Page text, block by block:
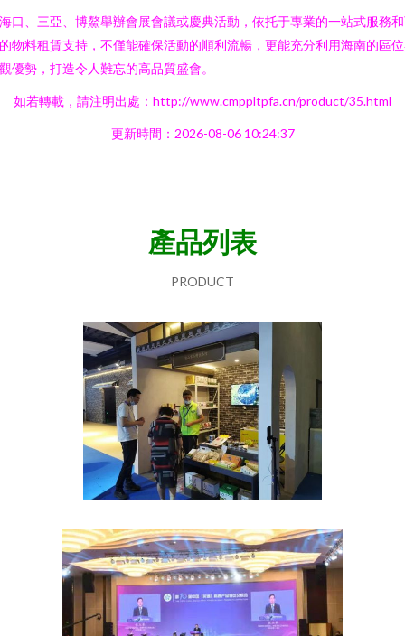
口、三亞、博鰲舉辦會展會議或慶典活動，依托于專業的一站式服務
物料租賃支持，不僅能確保活動的順利流暢，更能充分利用海南的區
優勢，打造令人難忘的高品質盛會。
如若轉載，請注明出處：http://www.cmppltpfa.cn/product/35.html
更新時間：2026-08-06 10:24:37
產品列表
PRODUCT